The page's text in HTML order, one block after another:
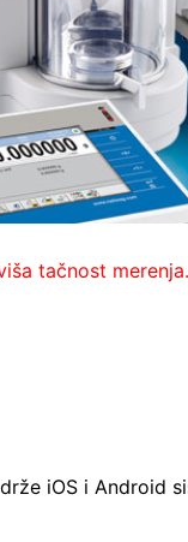
tačnost merenja.
iOS i Android